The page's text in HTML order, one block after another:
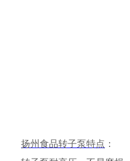
扬州食品转子泵特点 ：